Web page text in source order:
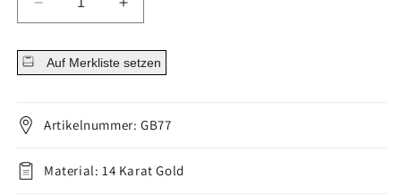
Menge
für
14
Karat
Zirkonia
Gelbgold
Menge
für
14
Karat
Zirkonia
Gelbgold
Auf Merkliste setzen
Artikelnummer: GB77
Material: 14 Karat Gold